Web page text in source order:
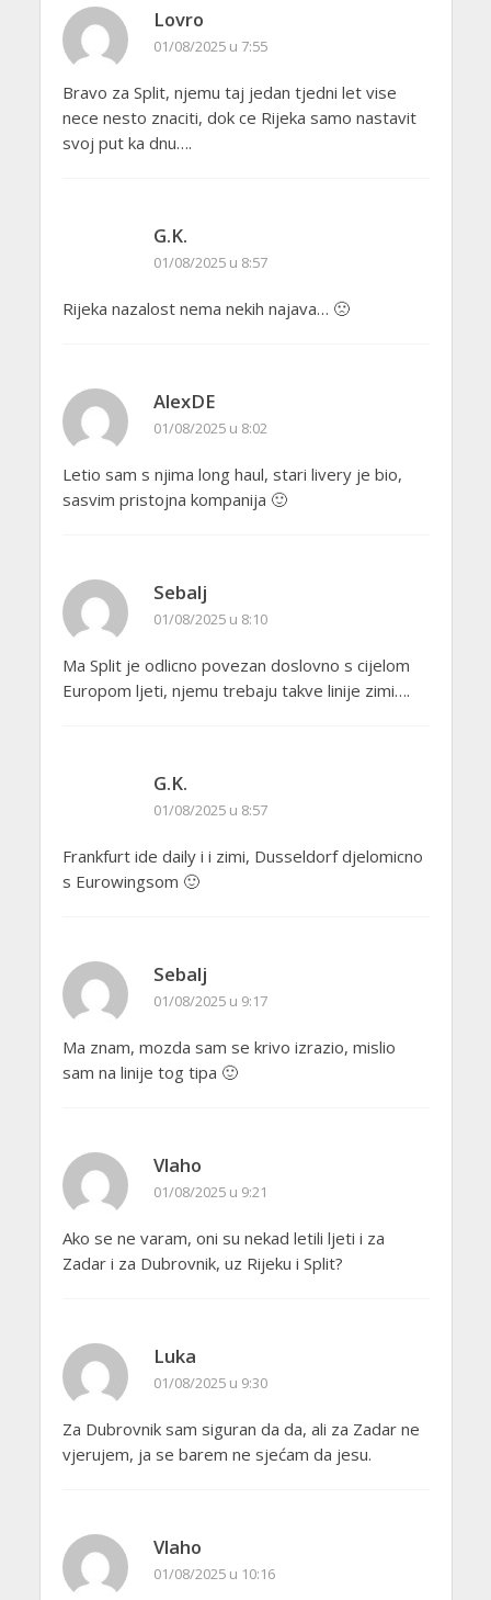
Lovro
01/08/2025 u 7:55
Bravo za Split, njemu taj jedan tjedni let vise
nece nesto znaciti, dok ce Rijeka samo nastavit
svoj put ka dnu….
G.K.
01/08/2025 u 8:57
Rijeka nazalost nema nekih najava… 🙁
AlexDE
01/08/2025 u 8:02
Letio sam s njima long haul, stari livery je bio,
sasvim pristojna kompanija 🙂
Sebalj
01/08/2025 u 8:10
Ma Split je odlicno povezan doslovno s cijelom
Europom ljeti, njemu trebaju takve linije zimi….
G.K.
01/08/2025 u 8:57
Frankfurt ide daily i i zimi, Dusseldorf djelomicno
s Eurowingsom 🙂
Sebalj
01/08/2025 u 9:17
Ma znam, mozda sam se krivo izrazio, mislio
sam na linije tog tipa 🙂
Vlaho
01/08/2025 u 9:21
Ako se ne varam, oni su nekad letili ljeti i za
Zadar i za Dubrovnik, uz Rijeku i Split?
Luka
01/08/2025 u 9:30
Za Dubrovnik sam siguran da da, ali za Zadar ne
vjerujem, ja se barem ne sjećam da jesu.
Vlaho
01/08/2025 u 10:16